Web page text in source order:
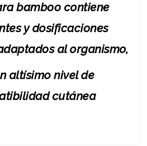
bamboo contiene
y dosificaciones
al organismo,
altísimo nivel de
cutánea